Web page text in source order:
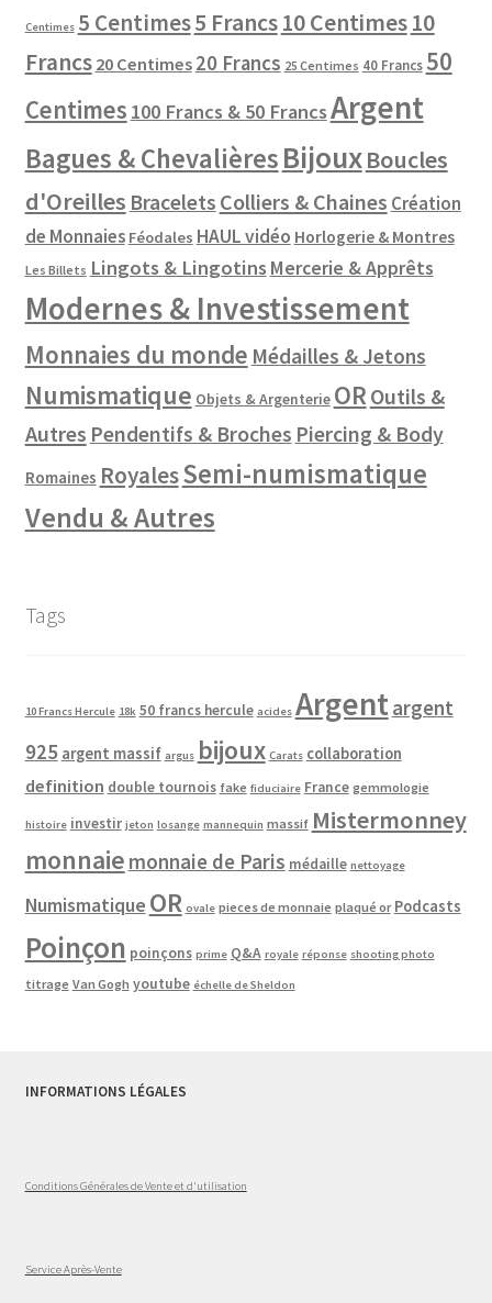
Centimes 5 Centimes5 Francs10 Centimes10
Francs 20 Centimes 20 Francs 25 Centimes 40 Francs 50
Centimes 100 Francs & 50 FrancsArgent
Bagues & ChevalièresBijouxBoucles
d'Oreilles Bracelets Colliers & Chaines Création
de Monnaies Féodales HAUL vidéo Horlogerie & Montres
Les Billets Lingots & Lingotins Mercerie & Apprêts
Modernes & Investissement
Monnaies du monde Médailles & Jetons
Numismatique Objets & Argenterie OR Outils &
Autres Pendentifs & Broches Piercing & Body
Romaines RoyalesSemi-numismatique
Vendu & Autres
Tags
10 Francs Hercule 18k 50 francs hercule acides Argentargent
925 argent massif argus bijoux Carats collaboration
definition double tournois fake fiduciaire France gemmologie
histoire investir jeton losange mannequin massif Mistermonney
monnaie monnaie de Paris médaille nettoyage
Numismatique OR ovale pieces de monnaie plaqué or Podcasts
Poinçon poinçons prime Q&A royale réponse shooting photo
titrage Van Gogh youtube échelle de Sheldon
INFORMATIONS LÉGALES
Conditions Générales de Vente et d'utilisation
Service Après-Vente